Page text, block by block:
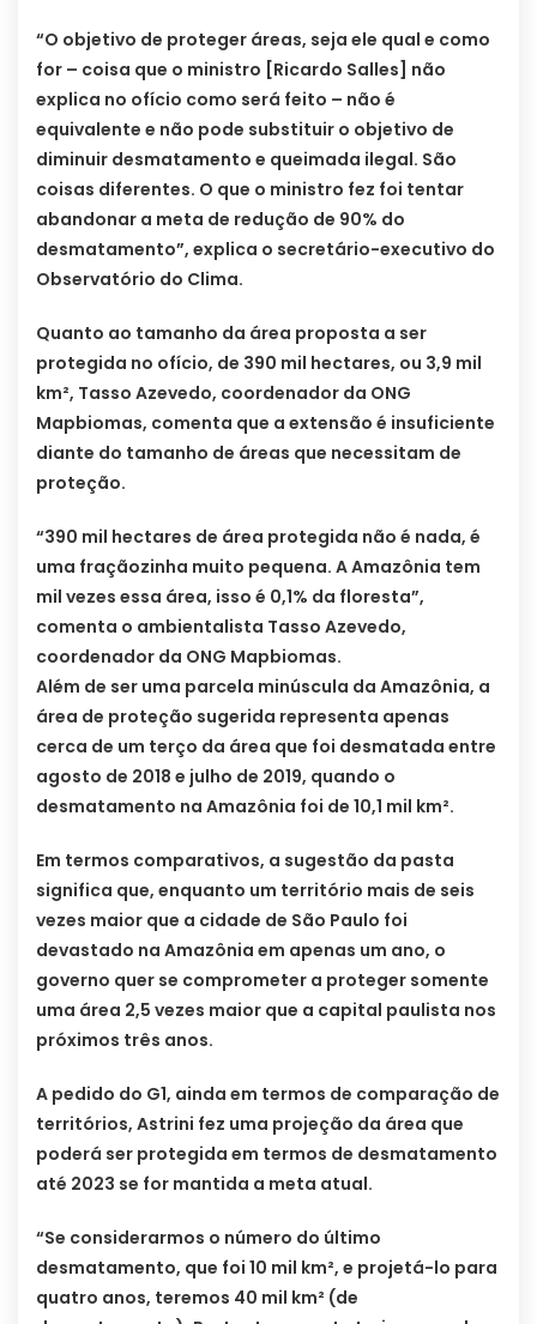
“O objetivo de proteger áreas, seja ele qual e como
for – coisa que o ministro [Ricardo Salles] não
explica no ofício como será feito – não é
equivalente e não pode substituir o objetivo de
diminuir desmatamento e queimada ilegal. São
coisas diferentes. O que o ministro fez foi tentar
abandonar a meta de redução de 90% do
desmatamento”, explica o secretário-executivo do
Observatório do Clima.
Quanto ao tamanho da área proposta a ser
protegida no ofício, de 390 mil hectares, ou 3,9 mil
km², Tasso Azevedo, coordenador da ONG
Mapbiomas, comenta que a extensão é insuficiente
diante do tamanho de áreas que necessitam de
proteção.
“390 mil hectares de área protegida não é nada, é
uma fraçãozinha muito pequena. A Amazônia tem
mil vezes essa área, isso é 0,1% da floresta”,
comenta o ambientalista Tasso Azevedo,
coordenador da ONG Mapbiomas.
Além de ser uma parcela minúscula da Amazônia, a
área de proteção sugerida representa apenas
cerca de um terço da área que foi desmatada entre
agosto de 2018 e julho de 2019, quando o
desmatamento na Amazônia foi de 10,1 mil km².
Em termos comparativos, a sugestão da pasta
significa que, enquanto um território mais de seis
vezes maior que a cidade de São Paulo foi
devastado na Amazônia em apenas um ano, o
governo quer se comprometer a proteger somente
uma área 2,5 vezes maior que a capital paulista nos
próximos três anos.
A pedido do G1, ainda em termos de comparação de
territórios, Astrini fez uma projeção da área que
poderá ser protegida em termos de desmatamento
até 2023 se for mantida a meta atual.
“Se considerarmos o número do último
desmatamento, que foi 10 mil km², e projetá-lo para
quatro anos, teremos 40 mil km² (de